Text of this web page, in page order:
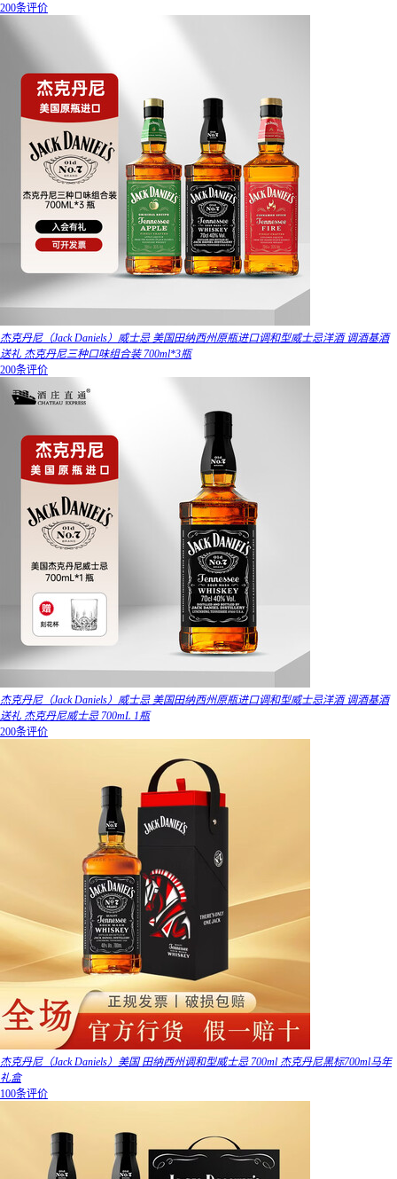
200条评价
杰克丹尼（Jack Daniels）威士忌 美国田纳西州原瓶进口调和型威士忌洋酒 调酒基酒
送礼 杰克丹尼三种口味组合装 700ml*3瓶
200条评价
杰克丹尼（Jack Daniels）威士忌 美国田纳西州原瓶进口调和型威士忌洋酒 调酒基酒
送礼 杰克丹尼威士忌 700mL 1瓶
200条评价
杰克丹尼（Jack Daniels）美国 田纳西州调和型威士忌 700ml 杰克丹尼黑标700ml马年
礼盒
100条评价